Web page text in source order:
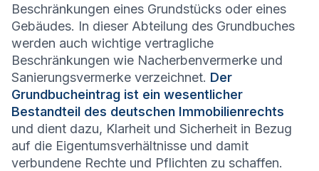
Beschränkungen eines Grundstücks oder eines
Gebäudes. In dieser Abteilung des Grundbuches
werden auch wichtige vertragliche
Beschränkungen wie Nacherbenvermerke und
Sanierungsvermerke verzeichnet. Der
Grundbucheintrag ist ein wesentlicher
Bestandteil des deutschen Immobilienrechts
und dient dazu, Klarheit und Sicherheit in Bezug
auf die Eigentumsverhältnisse und damit
verbundene Rechte und Pflichten zu schaffen.